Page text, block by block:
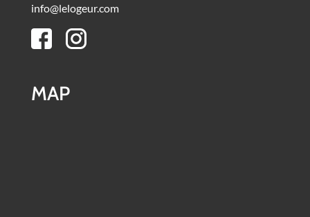
info@lelogeur.com
MAP